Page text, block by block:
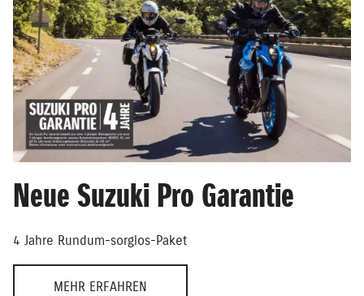
Neue Suzuki Pro Garantie
4 Jahre Rundum-sorglos-Paket
MEHR ERFAHREN